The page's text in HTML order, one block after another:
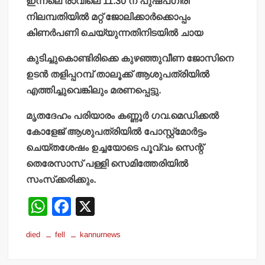
നിലമ്പതിയില്‍ മറ്റ് ജോലിക്കാര്‍ക്കൊപ്പം
കിണര്‍പണി ചെയ്യുന്നതിനിടയില്‍ ചായ
കുടിച്ചുകൊണ്ടിരിക്കെ കുഴഞ്ഞുവീണ ജോസിനെ
ഉടന്‍ തളിപ്പറമ്പ് താലൂക്ക് ആശുപത്രിയില്‍
എത്തിച്ചുവെങ്കിലും മരണപ്പെട്ടു.
മൃതദേഹം പരിയാരം കണ്ണൂര്‍ ഗവ.മെഡിക്കല്‍
കോളേജ് ആശുപത്രിയില്‍ പോസ്റ്റ്‌മോര്‍ട്ടം
ചെയ്തശേഷം ഉച്ചയോടെ പൂവ്വം സെന്റ്
തെരേസാസ് പള്ളി സെമിത്തേരിയില്‍
സംസ്‌ക്കരിക്കും.
W
at
F
c
died fell kannurnews